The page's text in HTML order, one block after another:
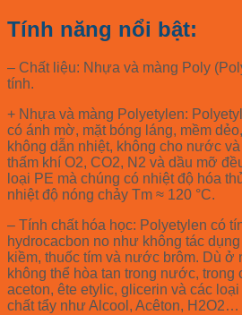
Tính năng nổi bật:
– Chất liệu: Nhựa và màng Poly
tính.
+ Nhựa và màng Polyetylen:
có ánh mờ, mặt bóng láng, mềm
không dẫn nhiệt, không cho nước
thấm khí O2, CO2, N2 và dầu mỡ
loại PE mà chúng có nhiệt độ hóa
nhiệt độ nóng chảy Tm ≈ 120 °C.
– Tính chất hóa học: Polyetylen có
hydrocacbon no như không tác
kiềm, thuốc tím và nước brôm. Dù ở
không thể hòa tan trong nước, trong
aceton, ête etylic, glicerin và các
chất tẩy như Alcool, Acêton, H2O2…